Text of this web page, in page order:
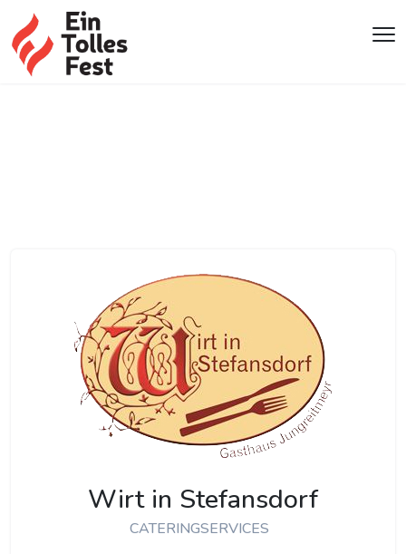
Wirt in Stefansdorf
CATERINGSERVICES